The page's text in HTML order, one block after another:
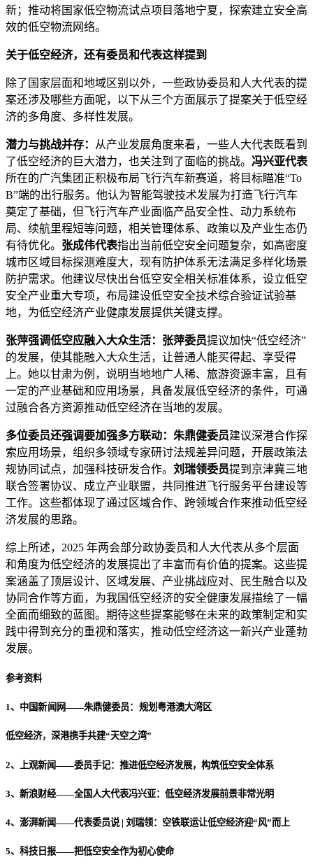
新；推动将国家低空物流试点项目落地宁夏，探索建立安全高
效的低空物流网络。
关于低空经济，还有委员和代表这样提到
除了国家层面和地域区别以外，一些政协委员和人大代表的提
案还涉及哪些方面呢，以下从三个方面展示了提案关于低空经
济的多角度、多样性发展。
潜力与挑战并存：
从产业发展角度来看，一些人大代表既看到
了低空经济的巨大潜力，也关注到了面临的挑战。 冯兴亚代表
所在的广汽集团正积极布局飞行汽车新赛道，将目标瞄准“To
B”端的出行服务。他认为智能驾驶技术发展为打造飞行汽车
奠定了基础，但飞行汽车产业面临产品安全性、动力系统布
局、续航里程短等问题，相关管理体系、政策以及产业生态仍
有待优化。 张成伟代表指出当前低空安全问题复杂，如高密度
城市区域目标探测难度大，现有防护体系无法满足多样化场景
防护需求。他建议尽快出台低空安全相关标准体系，设立低空
安全产业重大专项，布局建设低空安全技术综合验证试验基
地，为低空经济产业健康发展提供关键支撑。
张萍强调低空应融入大众生活： 张萍委员提议加快“低空经济”
的发展，使其能融入大众生活，让普通人能买得起、享受得
上。她以甘肃为例，说明当地地广人稀、旅游资源丰富，且有
一定的产业基础和应用场景，具备发展低空经济的条件，可通
过融合各方资源推动低空经济在当地的发展。
多位委员还强调要加强多方联动： 朱鼎健委员建议深港合作探
索应用场景，组织多领域专家研讨法规差异问题，开展政策法
规协同试点，加强科技研发合作。 刘瑞领委员提到京津冀三地
联合签署协议、成立产业联盟，共同推进飞行服务平台建设等
工作。这些都体现了通过区域合作、跨领域合作来推动低空经
济发展的思路。
综上所述，2025 年两会部分政协委员和人大代表从多个层面
和角度为低空经济的发展提出了丰富而有价值的提案。这些提
案涵盖了顶层设计、区域发展、产业挑战应对、民生融合以及
协同合作等方面，为我国低空经济的安全健康发展描绘了一幅
全面而细致的蓝图。期待这些提案能够在未来的政策制定和实
践中得到充分的重视和落实，推动低空经济这一新兴产业蓬勃
发展。
参考资料
1、中国新闻网——朱鼎健委员：规划粤港澳大湾区
低空经济，深港携手共建“天空之湾”
2、上观新闻——委员手记：推进低空经济发展，构筑低空安全体系
3、新浪财经——全国人大代表冯兴亚：低空经济发展前景非常光明
4、澎湃新闻——代表委员说 | 刘瑞领：空铁联运让低空经济迎“风”而上
5、科技日报——把低空安全作为初心使命